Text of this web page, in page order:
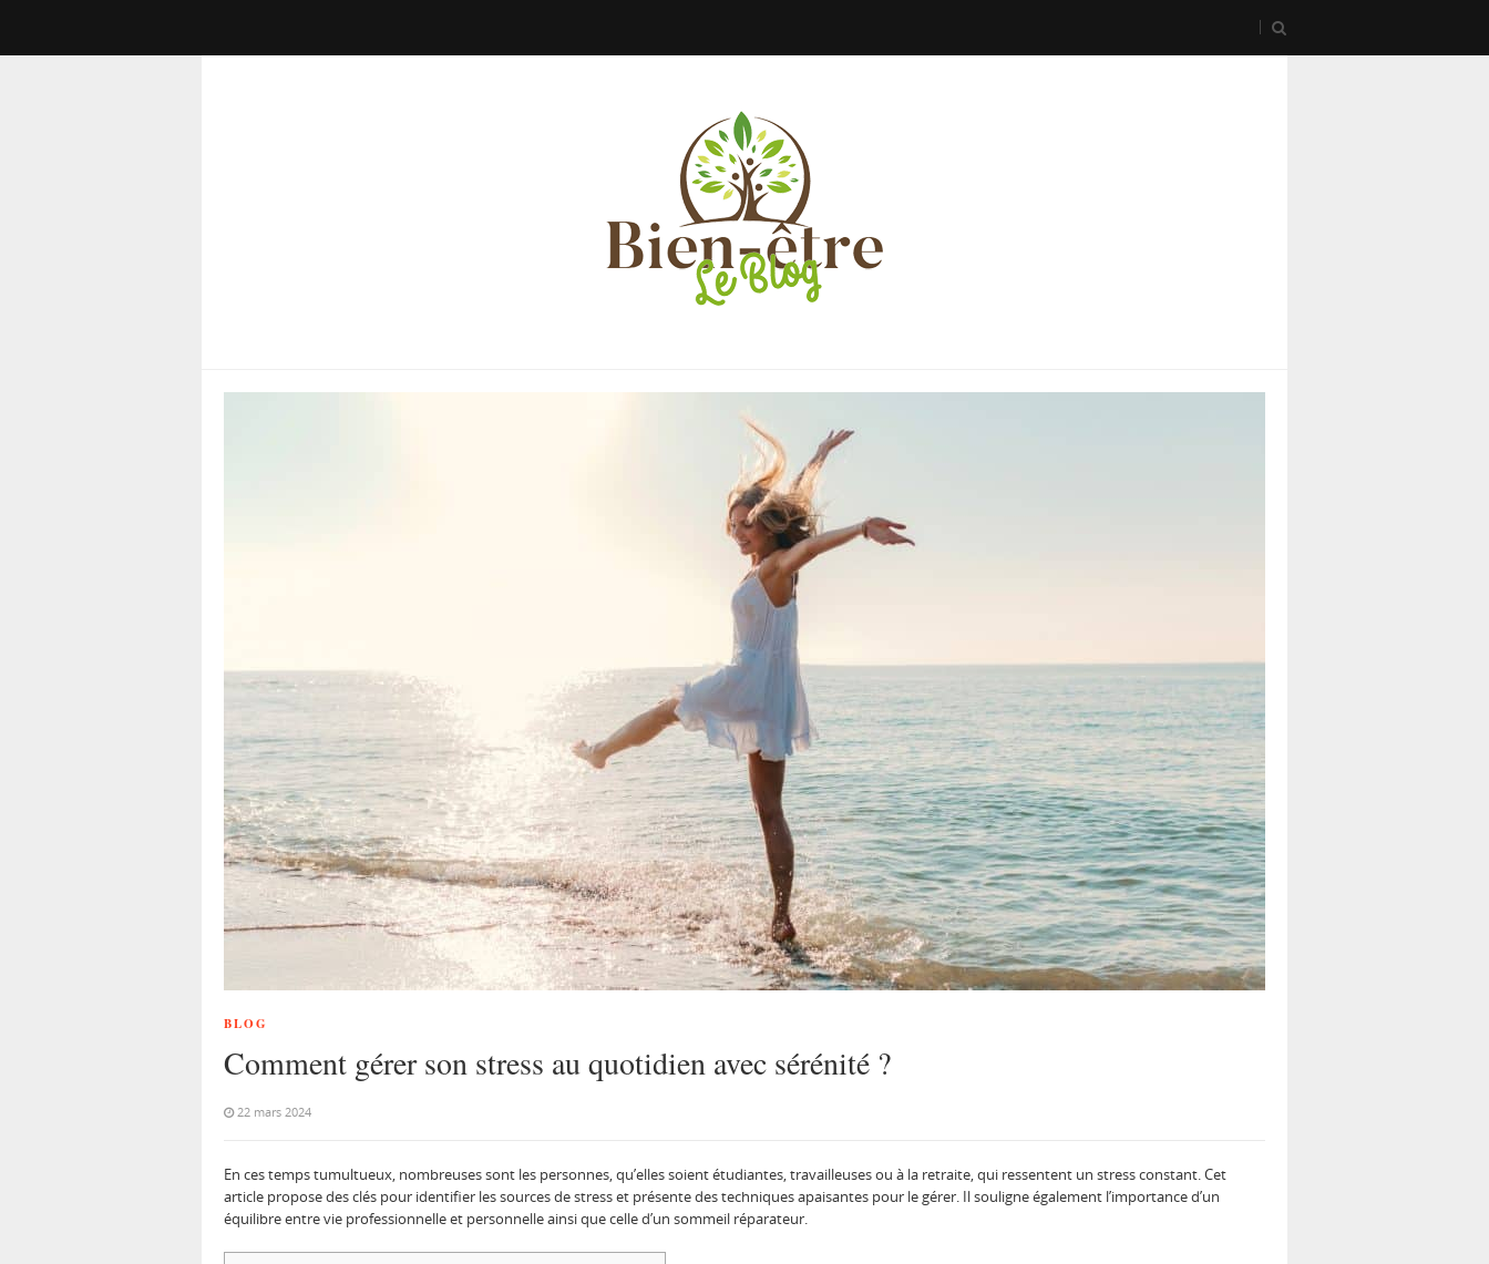
BLOG
Comment gérer son stress au quotidien avec sérénité ?
22 mars 2024
En ces temps tumultueux, nombreuses sont les personnes, qu’elles soient étudiantes, travailleuses ou à la retraite, qui ressentent un stress constant. Cet
article propose des clés pour identifier les sources de stress et présente des techniques apaisantes pour le gérer. Il souligne également l’importance d’un
équilibre entre vie professionnelle et personnelle ainsi que celle d’un sommeil réparateur.